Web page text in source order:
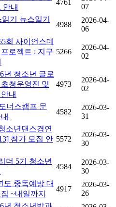
안내
4761
07
기 뉴스일기
4988
2026-04-
06
회 사이언스데
로젝트 : 지구 5266
2026-04-
02
년 청소년 글로
청운영진 및
내
4973
2026-04-
02
너스캠프 문
4582
2026-03-
31
소년댄스경연
참가 모집 안 5572
2026-03-
30
더 5기 청소년
4584
2026-03-
30
도 중독예방 대
~내일까지
4917
2026-03-
26